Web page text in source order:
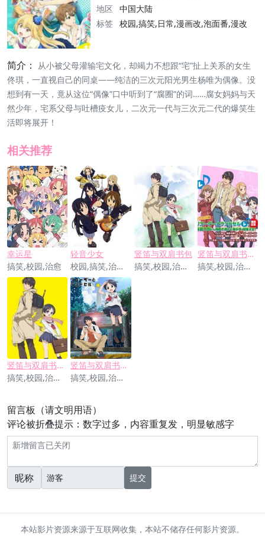
地区
中国大陆
标签
校园,搞笑,日常,漫画改,泡面番,漫改
简介：
从小被父母灌输宅文化，却竭力不想跟“宅”扯上关系的女生
佟琪，一直视自己的同桌——纯洁的三次元阳光男生杨唯为偶像。没
想到有一天，竟从这位“偶像”口中听到了“腐圈”的词……腐女妈妈与天
然少年，宅系父母与吐槽疫女儿，二次元一代与三次元二代的爆笑生
活即将展开！
相关推荐
幸运星
搞笑,校园,治愈
轻音少女
校园,搞笑,治愈,励志,歌舞
竖笛与双肩书包
搞笑,校园,治愈,泡面番
竖笛与双肩书包 第二季
搞笑,校园,治愈,泡面番
竖笛与双肩书包OAD
搞笑,校园,治愈,泡面番
竖笛与双肩书包 第三季
搞笑,校园,治愈,泡面番
留言板（请文明用语）
评论被折叠提示：数字过多，内容重复发，明显敏感字
昵称 提交
本站影片资源来源于互联网收集，本站不储存任何影片资源。